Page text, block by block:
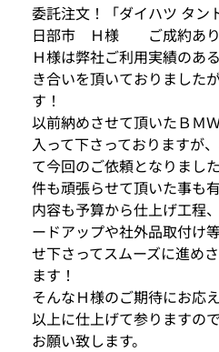
委託注文！「ダイハツ タ
日部市 Ｈ様 ご成約あり
Ｈ様は弊社ご利用実績のあ
き合いを頂いておりました
す！
以前納めさせて頂いたＢＭ
入って下さっておりますが
て今回のご依頼となりま
件も頑張らせて頂いた事も
内容も予算から仕上げ工程
ードアップや社外品取付け
せ下さってスムーズに進め
ます！
そんなＨ様のご期待にお応
以上に仕上げて参りますの
お願い致します。